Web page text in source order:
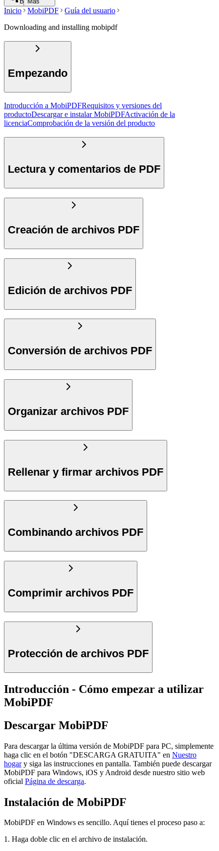
Inicio MobiPDF
Guía del usuario
Downloading and installing mobipdf
Empezando
Introducción a MobiPDFRequisitos y versiones del
productoDescargar e instalar MobiPDFActivación de la
licenciaComprobación de la versión del producto
Lectura y comentarios de PDF
Creación de archivos PDF
Edición de archivos PDF
Conversión de archivos PDF
Organizar archivos PDF
Rellenar y firmar archivos PDF
Combinando archivos PDF
Comprimir archivos PDF
Protección de archivos PDF
Introducción - Cómo empezar a utilizar
MobiPDF
Descargar MobiPDF
Para descargar la última versión de MobiPDF para PC, simplemente
haga clic en el botón "DESCARGA GRATUITA" en Nuestro
hogary siga las instrucciones en pantalla. También puede descargar
MobiPDF para Windows, iOS y Android desde nuestro sitio web
oficial Página de descarga.
Instalación de MobiPDF
MobiPDF en Windows es sencillo. Aquí tienes el proceso paso a:
1. Haga doble clic en el archivo de instalación.